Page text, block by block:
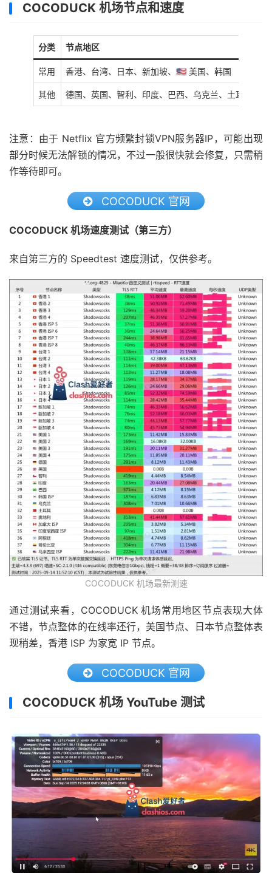
COCODUCK 机场节点和速度
分类 节点地区
常用 香港、台湾、日本、新加坡、🇺🇸 美国、韩国
其他 德国、英国、智利、印度、巴西、乌克兰、土耳其、
注意：由于 Netflix 官方频繁封锁VPN服务器IP，可能出现
部分时候无法解锁的情况，不过一般很快就会修复，只需稍
作等待即可。
COCODUCK 官网
COCODUCK 机场速度测试（第三方）
来自第三方的 Speedtest 速度测试，仅供参考。
COCODUCK 机场最新测速
通过测试来看，COCODUCK 机场常用地区节点表现大体
不错，节点整体的在线率还行，美国节点、日本节点整体表
现稍差，香港 ISP 为家宽 IP 节点。
COCODUCK 官网
COCODUCK 机场 YouTube 测试